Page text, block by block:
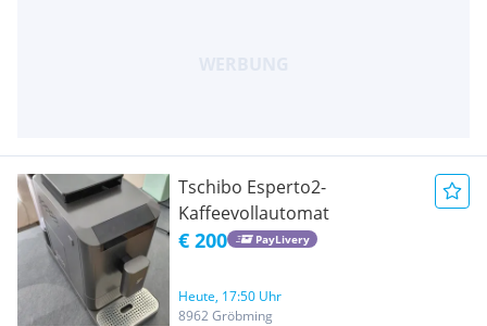
Tschibo Esperto2-
Kaffeevollautomat
€ 200 PayLivery
Heute, 17:50 Uhr
8962 Gröbming